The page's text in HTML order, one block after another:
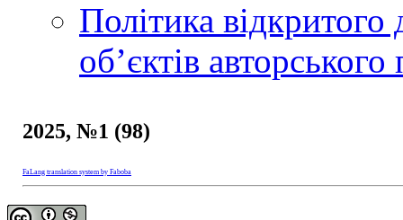
Політика
обʼєктів авторського
2025, №1 (98)
FaLang translation system by Faboba